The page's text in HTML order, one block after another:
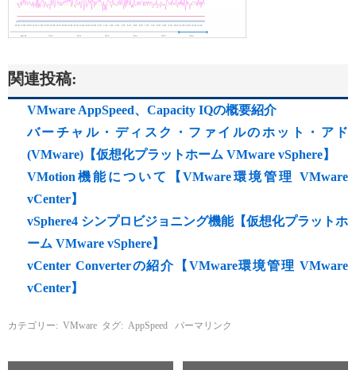
関連投稿:
VMware AppSpeed、Capacity IQの概要紹介
バーチャル・ディスク・ファイルのホット・アド
(VMware)【仮想化プラットホーム VMware vSphere】
VMotion機能について【VMware環境管理 VMware
vCenter】
vSphere4 シンプロビジョニング機能【仮想化プラットホ
ーム VMware vSphere】
vCenter Converterの紹介【VMware環境管理 VMware
vCenter】
カテゴリー: VMware タグ: AppSpeed パーマリンク